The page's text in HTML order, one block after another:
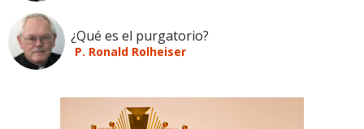
¿Qué es el purgatorio?
P. Ronald Rolheiser